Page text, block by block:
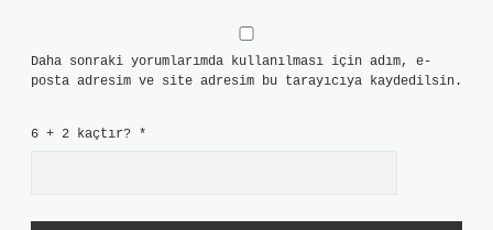
Daha sonraki yorumlarımda kullanılması için adım, e-
posta adresim ve site adresim bu tarayıcıya kaydedilsin.
6 + 2 kaçtır? *